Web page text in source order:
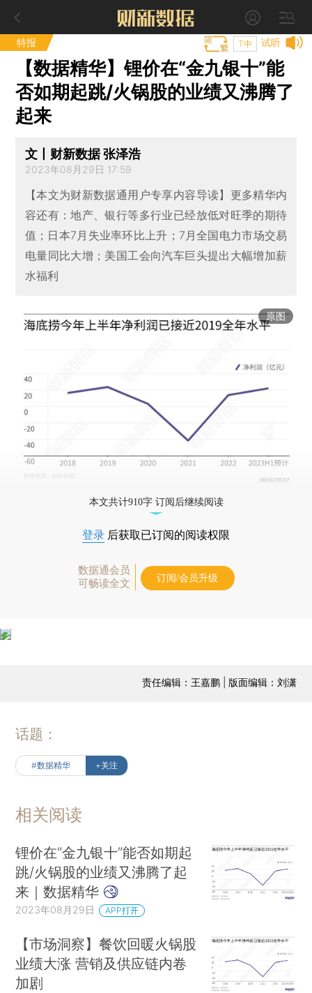
特报 试听
T中
【数据精华】锂价在“金九银十”能
否如期起跳/火锅股的业绩又沸腾了
起来
文丨财新数据 张泽浩
2023年08月29日 17:59
【本文为财新数据通用户专享内容导读】更多精华内
容还有：地产、银行等多行业已经放低对旺季的期待
值；日本7月失业率环比上升；7月全国电力市场交易
电量同比大增；美国工会向汽车巨头提出大幅增加薪
水福利
原图
本文共计910字 订阅后继续阅读
登录 后获取已订阅的阅读权限
数据通会员
可畅读全文
订阅/会员升级
责任编辑：王嘉鹏 | 版面编辑：刘潇
话题：
#数据精华 +关注
相关阅读
锂价在“金九银十”能否如期起
跳/火锅股的业绩又沸腾了起
来｜数据精华
2023年08月29日 APP打开
【市场洞察】餐饮回暖火锅股
业绩大涨 营销及供应链内卷
加剧